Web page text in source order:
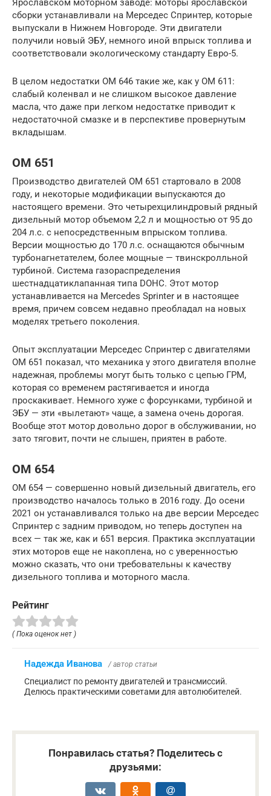
Ярославском моторном заводе: моторы ярославской
сборки устанавливали на Мерседес Спринтер, которые
выпускали в Нижнем Новгороде. Эти двигатели
получили новый ЭБУ, немного иной впрыск топлива и
соответствовали экологическому стандарту Евро-5.
В целом недостатки OM 646 такие же, как у OM 611:
слабый коленвал и не слишком высокое давление
масла, что даже при легком недостатке приводит к
недостаточной смазке и в перспективе провернутым
вкладышам.
OM 651
Производство двигателей OM 651 стартовало в 2008
году, и некоторые модификации выпускаются до
настоящего времени. Это четырехцилиндровый рядный
дизельный мотор объемом 2,2 л и мощностью от 95 до
204 л.с. с непосредственным впрыском топлива.
Версии мощностью до 170 л.с. оснащаются обычным
турбонагнетателем, более мощные — твинскролльной
турбиной. Система газораспределения
шестнадцатиклапанная типа DOHC. Этот мотор
устанавливается на Mercedes Sprinter и в настоящее
время, причем совсем недавно преобладал на новых
моделях третьего поколения.
Опыт эксплуатации Мерседес Спринтер с двигателями
OM 651 показал, что механика у этого двигателя вполне
надежная, проблемы могут быть только с цепью ГРМ,
которая со временем растягивается и иногда
проскакивает. Немного хуже с форсунками, турбиной и
ЭБУ — эти «вылетают» чаще, а замена очень дорогая.
Вообще этот мотор довольно дорог в обслуживании, но
зато тяговит, почти не слышен, приятен в работе.
OM 654
OM 654 — совершенно новый дизельный двигатель, его
производство началось только в 2016 году. До осени
2021 он устанавливался только на две версии Мерседес
Спринтер с задним приводом, но теперь доступен на
всех — так же, как и 651 версия. Практика эксплуатации
этих моторов еще не накоплена, но с уверенностью
можно сказать, что они требовательны к качеству
дизельного топлива и моторного масла.
Рейтинг
( Пока оценок нет )
Надежда Иванова / автор статьи
Специалист по ремонту двигателей и трансмиссий.
Делюсь практическими советами для автолюбителей.
Понравилась статья? Поделитесь с
друзьями: